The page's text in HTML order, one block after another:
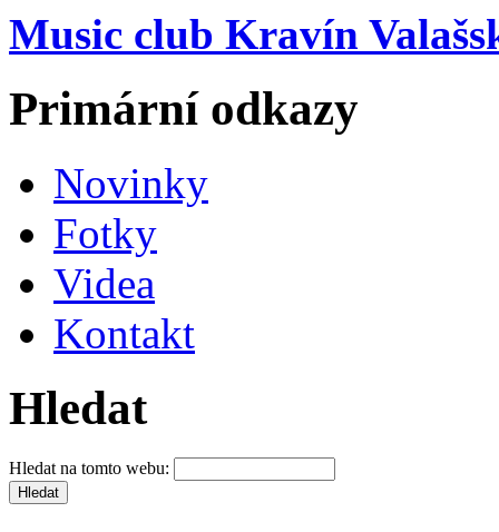
Music club Kravín
Primární odkazy
Novinky
Fotky
Videa
Kontakt
Hledat
Hledat na tomto webu: